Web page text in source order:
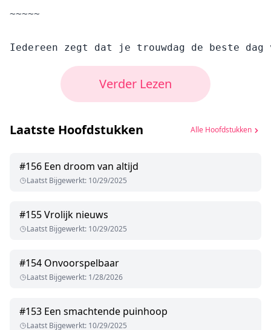
Verder Lezen
Laatste Hoofdstukken Alle Hoofdstukken
#156 Een droom van altijd
Laatst Bijgewerkt: 10/29/2025
#155Vrolijk nieuws
Laatst Bijgewerkt: 10/29/2025
#154 Onvoorspelbaar
Laatst Bijgewerkt: 1/28/2026
#153 Een smachtende puinhoop
Laatst Bijgewerkt: 10/29/2025